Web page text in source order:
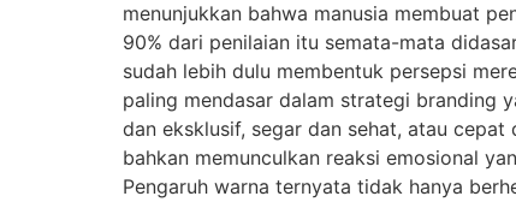
menunjukkan bahwa manusia membuat
90% dari penilaian itu semata-mata
sudah lebih dulu membentuk persepsi
paling mendasar dalam strategi branding
dan eksklusif, segar dan sehat, atau
bahkan memunculkan reaksi emosional
Pengaruh warna ternyata tidak hanya